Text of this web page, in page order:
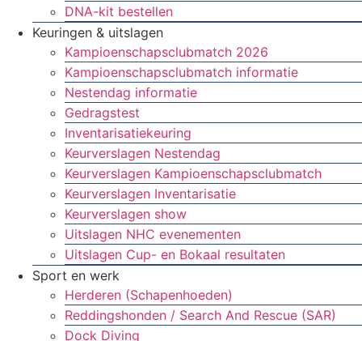
DNA-kit bestellen
Keuringen & uitslagen
Kampioenschapsclubmatch 2026
Kampioenschapsclubmatch informatie
Nestendag informatie
Gedragstest
Inventarisatiekeuring
Keurverslagen Nestendag
Keurverslagen Kampioenschapsclubmatch
Keurverslagen Inventarisatie
Keurverslagen show
Uitslagen NHC evenementen
Uitslagen Cup- en Bokaal resultaten
Sport en werk
Herderen (Schapenhoeden)
Reddingshonden / Search And Rescue (SAR)
Dock Diving